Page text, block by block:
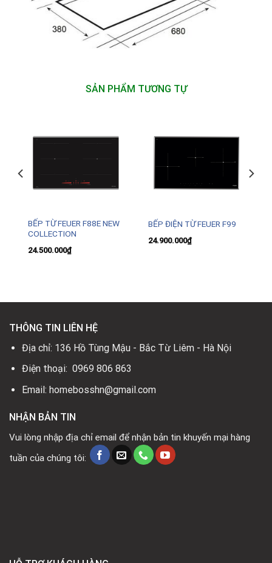
SẢN PHẨM TƯƠNG TỰ
BẾP TỪ FEUER F88E NEW
COLLECTION
24.500.000₫
BẾP ĐIỆN TỪ FEUER F99
24.900.000₫
THÔNG TIN LIÊN HỆ
Địa chỉ: 136 Hồ Tùng Mậu - Bắc Từ Liêm - Hà Nội
Điện thoại: 0969 806 863
Email: homebosshn@gmail.com
NHẬN BẢN TIN
Vui lòng nhập địa chỉ email để nhận bản tin khuyến mại hàng
tuần của chúng tôi: